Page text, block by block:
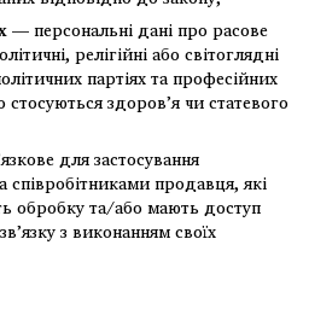
—персональні дані про расове
релігійні або світоглядні
партіях та професійних
здоров’я чи статевого
для застосування
продавця, які
обробку та/або мають доступ
з виконанням своїх